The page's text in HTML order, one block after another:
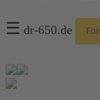
☰ dr-650.de